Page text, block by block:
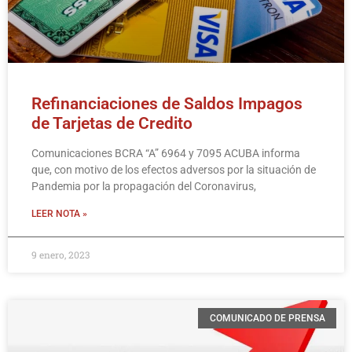
Refinanciaciones de Saldos Impagos
de Tarjetas de Credito
Comunicaciones BCRA “A” 6964 y 7095 ACUBA informa
que, con motivo de los efectos adversos por la situación de
Pandemia por la propagación del Coronavirus,
LEER NOTA »
9 enero, 2023
COMUNICADO DE PRENSA